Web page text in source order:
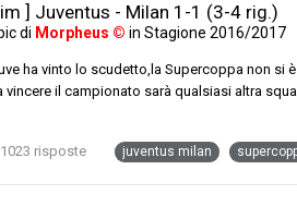
] Juventus - Milan 1-1 (3-4 rig.)
di Morpheus © in Stagione 2016/2017
ha vinto lo scudetto,la Supercoppa non
il campionato sarà qualsiasi altra
1023 risposte juventus milan